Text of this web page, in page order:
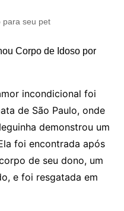
para seu pet
incondicional foi
de São Paulo, onde
demonstrou um
foi encontrada após
de seu dono, um
e foi resgatada em